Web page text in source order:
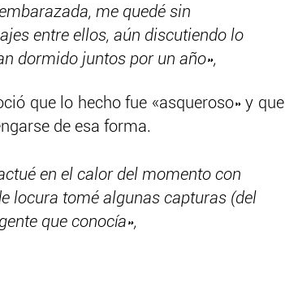
me quedé sin
entre ellos, aún discutiendo lo
dormido juntos por un año»,
que lo hecho fue «asqueroso» y que
de esa forma.
en el calor del momento con
locura tomé algunas capturas (del
que conocía»,